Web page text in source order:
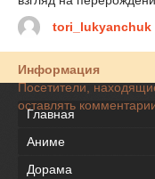
tori_lukyanchuk
Информация
Посетители,
оставлять
Главная
Аниме
Дорама